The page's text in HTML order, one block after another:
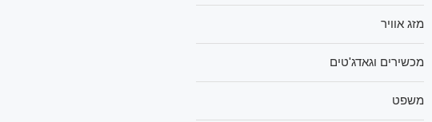
מזג אוויר
מכשירים וגאדג'טים
משפט